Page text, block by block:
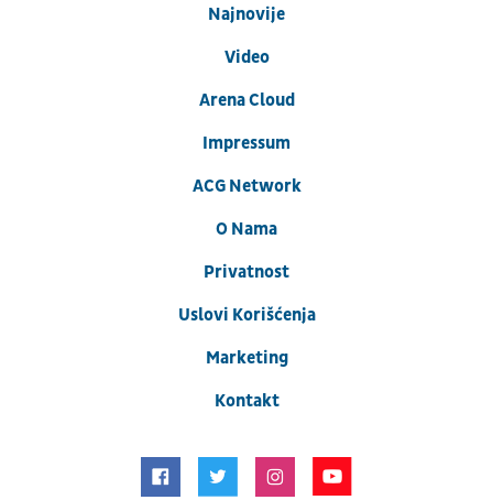
Najnovije
Video
Arena Cloud
Impressum
ACG Network
O Nama
Privatnost
Uslovi Korišćenja
Marketing
Kontakt